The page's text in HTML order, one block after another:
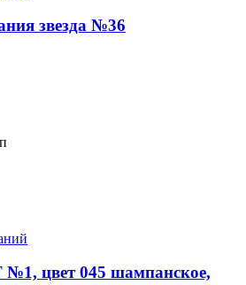
звезда №36
₽
цвет 045 шампанское,